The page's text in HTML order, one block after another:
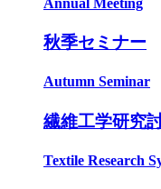
秋季セミナー
Autumn Seminar
繊維工学研究
Textile Research